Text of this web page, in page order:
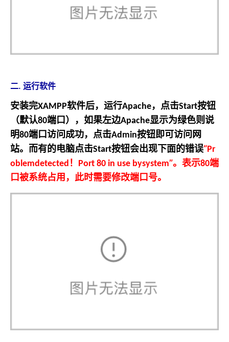
二. 运行软件
安装完XAMPP软件后，运行Apache，点击Start按钮
（默认80端口），如果左边Apache显示为绿色则说
明80端口访问成功，点击Admin按钮即可访问网
站。而有的电脑点击Start按钮会出现下面的错误“Pr
oblemdetected ！ Port 80 in use bysystem”。 表示80端
口被系统占用，此时需要修改端口号。